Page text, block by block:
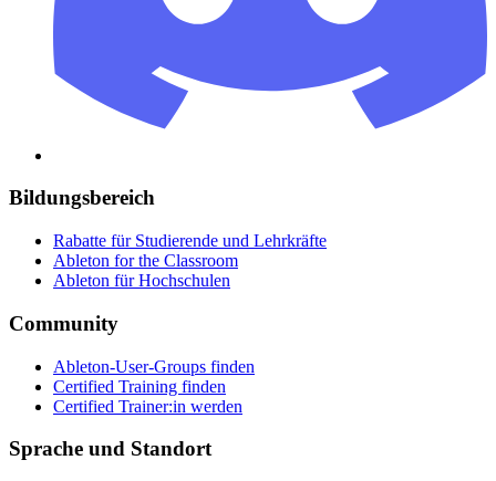
Bildungsbereich
Rabatte für Studierende und Lehrkräfte
Ableton for the Classroom
Ableton für Hochschulen
Community
Ableton-User-Groups finden
Certified Training finden
Certified Trainer:in werden
Sprache und Standort